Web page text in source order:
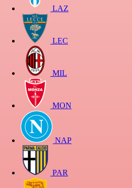
LAZ
LEC
MIL
MON
NAP
PAR